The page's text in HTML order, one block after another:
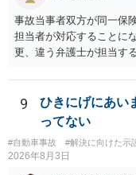
事故当事者双方が同一保
担当者が対応することに
更、違う弁護士が担当す
9
ひきにげにあい
ってない
#自動車事故 #解決に向けた示
2026年8月3日